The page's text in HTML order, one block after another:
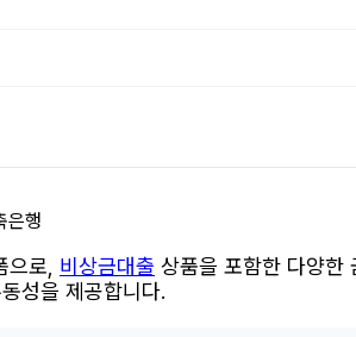
로, 비상금대출 상품을 포함한 다양한
성을 제공합니다.